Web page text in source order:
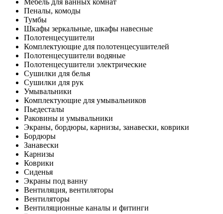
Мебель для ванных комнат
Пеналы, комоды
Тумбы
Шкафы зеркальные, шкафы навесные
Полотенцесушители
Комплектующие для полотенцесушителей
Полотенцесушители водяные
Полотенцесушители электрические
Сушилки для белья
Сушилки для рук
Умывальники
Комплектующие для умывальников
Пьедесталы
Раковины и умывальники
Экраны, бордюры, карнизы, занавески, коврики
Бордюры
Занавески
Карнизы
Коврики
Сиденья
Экраны под ванну
Вентиляция, вентиляторы
Вентиляторы
Вентиляционные каналы и фитинги